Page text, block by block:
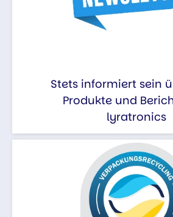
Stets informiert sein
Produkte und
lyratronics